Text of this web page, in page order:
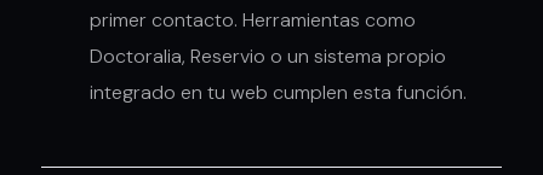
primer contacto. Herramientas como
Doctoralia, Reservio o un sistema propio
integrado en tu web cumplen esta función.